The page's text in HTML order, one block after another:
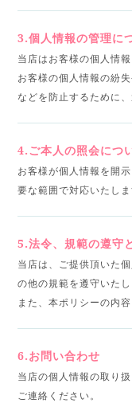
3.個人情報の管理に
当店はお客様の個人情
お客様の個人情報の紛
などを防止するために
4.ご本人の照会につ
お客様が個人情報を開
要な範囲で対応いたしま
5.法令、規範の遵守
当店は、ご提供頂いた
の他の規範を遵守いたし
また、本ポリシーの内
6.お問い合わせ
当店の個人情報の取り
ご連絡ください。